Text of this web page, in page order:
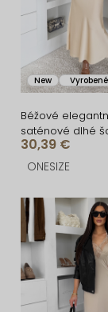
o
u
k
t
o
v
p
o
d
u
k
o
v
New Vyrobené
Béžové
saténové dlhé
BLYVIA
30,39 €
ONESIZE